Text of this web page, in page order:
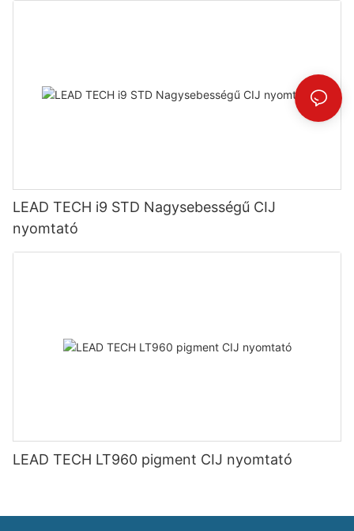
LEAD TECH i9 STD Nagysebességű CIJ
nyomtató
LEAD TECH LT960 pigment CIJ nyomtató